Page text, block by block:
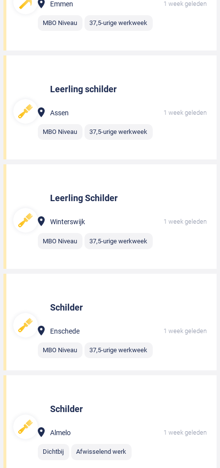
Emmen 1 week geleden
MBO Niveau 37,5-urige werkweek
Leerling schilder
Assen 1 week geleden
MBO Niveau 37,5-urige werkweek
Leerling Schilder
Winterswijk 1 week geleden
MBO Niveau 37,5-urige werkweek
Schilder
Enschede 1 week geleden
MBO Niveau 37,5-urige werkweek
Schilder
Almelo 1 week geleden
Dichtbij Afwisselend werk